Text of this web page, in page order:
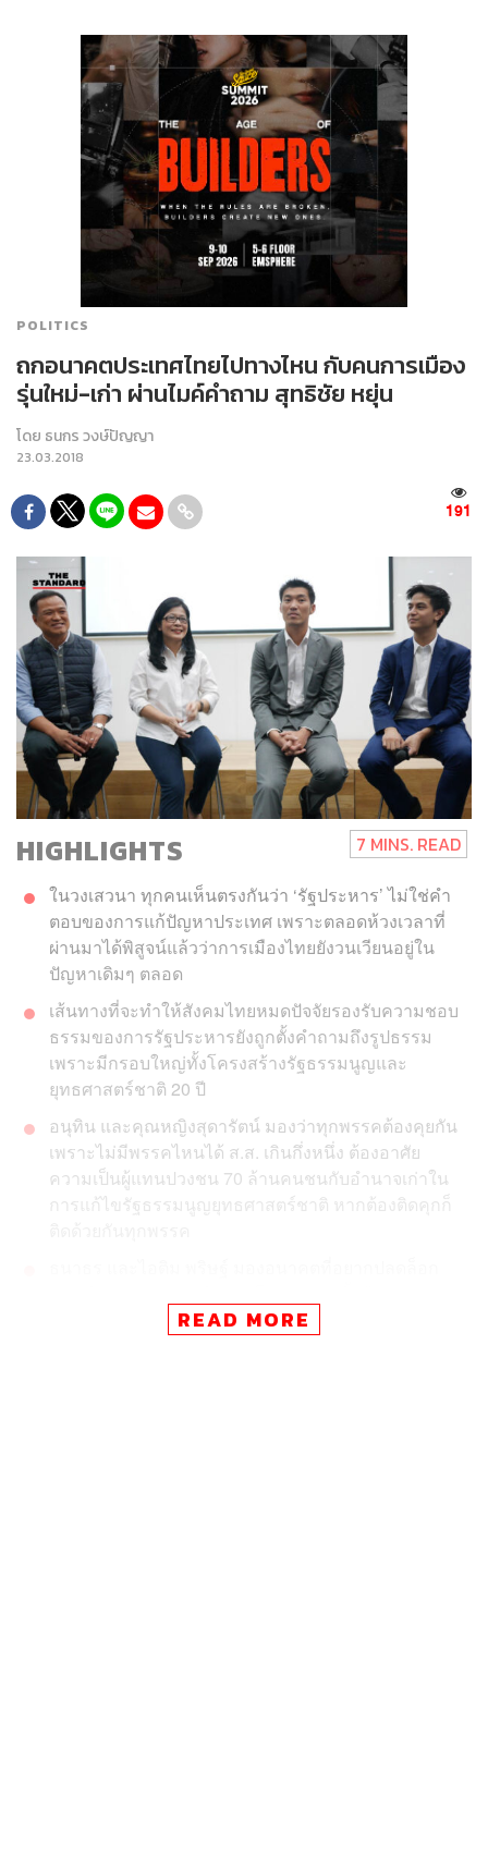
POLITICS
ถกอนาคตประเทศไทยไปทางไหน กับคนการเมือง
รุ่นใหม่-เก่า ผ่านไมค์คำถาม สุทธิชัย หยุ่น
โดย ธนกร วงษ์ปัญญา
23.03.2018
191
HIGHLIGHTS 7 MINS. READ
ในวงเสวนา ทุกคนเห็นตรงกันว่า ‘รัฐประหาร’ ไม่ใช่คำ
ตอบของการแก้ปัญหาประเทศ เพราะตลอดห้วงเวลาที่
ผ่านมาได้พิสูจน์แล้วว่าการเมืองไทยยังวนเวียนอยู่ใน
ปัญหาเดิมๆ ตลอด
เส้นทางที่จะทำให้สังคมไทยหมดปัจจัยรองรับความชอบ
ธรรมของการรัฐประหารยังถูกตั้งคำถามถึงรูปธรรม
เพราะมีกรอบใหญ่ทั้งโครงสร้างรัฐธรรมนูญและ
ยุทธศาสตร์ชาติ 20 ปี
อนุทิน และคุณหญิงสุดารัตน์ มองว่าทุกพรรคต้องคุยกัน
เพราะไม่มีพรรคไหนได้ ส.ส. เกินกึ่งหนึ่ง ต้องอาศัย
ความเป็นผู้แทนปวงชน 70 ล้านคนชนกับอำนาจเก่าใน
การแก้ไขรัฐธรรมนูญยุทธศาสตร์ชาติ หากต้องติดคุกก็
อนาคตใหม่มีข้อเสนอที่ชัดเจนจับต้องได้รายมาตราต่อ
READ MORE